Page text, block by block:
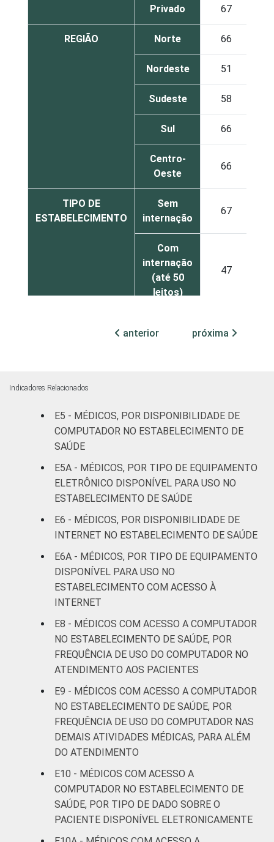
Privado 67
REGIÃO Norte 66
Nordeste 51
Sudeste 58
Sul 66
Centro-
Oeste
66
TIPO DE
ESTABELECIMENTO
Sem
internação
67
Com
internação
(até 50
leitos)
47
internação
UNIDADE BÁSICA
DE SAÚDE Pública
Não UBS 61
anos
51
De 36 a 50
anos
anos ou
mais
65
LOCALIZAÇÃO
Interior 56
Fonte: CGI.br/NIC.br, Centro Regional de
Sociedade da Informação (Cetic.br),
Pesquisa sobre o uso das tecnologias de
informação e comunicação nos
estabelecimentos de saúde brasileiros – TIC
Saúde 2018.
anterior próxima
Indicadores Relacionados
E5 - MÉDICOS, POR DISPONIBILIDADE DE
COMPUTADOR NO ESTABELECIMENTO DE
SAÚDE
E5A - MÉDICOS, POR TIPO DE EQUIPAMENTO
ELETRÔNICO DISPONÍVEL PARA USO NO
ESTABELECIMENTO DE SAÚDE
E6 - MÉDICOS, POR DISPONIBILIDADE DE
INTERNET NO ESTABELECIMENTO DE SAÚDE
E6A - MÉDICOS, POR TIPO DE EQUIPAMENTO
DISPONÍVEL PARA USO NO
ESTABELECIMENTO COM ACESSO À
INTERNET
E8 - MÉDICOS COM ACESSO A COMPUTADOR
NO ESTABELECIMENTO DE SAÚDE, POR
FREQUÊNCIA DE USO DO COMPUTADOR NO
ATENDIMENTO AOS PACIENTES
E9 - MÉDICOS COM ACESSO A COMPUTADOR
NO ESTABELECIMENTO DE SAÚDE, POR
FREQUÊNCIA DE USO DO COMPUTADOR NAS
DEMAIS ATIVIDADES MÉDICAS, PARA ALÉM
DO ATENDIMENTO
E10 - MÉDICOS COM ACESSO A
COMPUTADOR NO ESTABELECIMENTO DE
SAÚDE, POR TIPO DE DADO SOBRE O
PACIENTE DISPONÍVEL ELETRONICAMENTE